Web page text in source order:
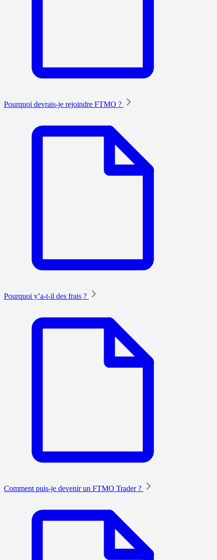
Pourquoi devrais-je rejoindre FTMO ?
Pourquoi y’a-t-il des frais ?
Comment puis-je devenir un FTMO Trader ?